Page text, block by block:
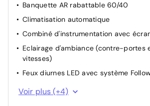
Banquette AR rabattable 60/40
Climatisation automatique
Combiné d'instrumentation avec
Eclairage d'ambiance (contre-portes
vitesses)
Feux diurnes LED avec système
Sièges AV chauffants
Voir plus (+4)